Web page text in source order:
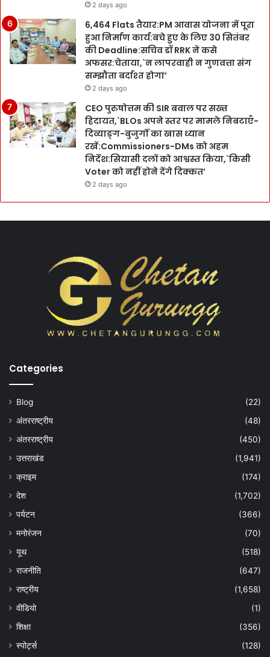
2 days ago
6,464 Flats तैयार:PM आवास योजना में पूरा
हुआ निर्माण कार्य:बचे हुए के लिए 30 सितंबर
की Deadline:सचिव डॉ RRK ने कसे
अफसर:चेताया,`न लापरवाही न गुणवत्ता संग
सम्झौता बर्दाश्त होगा’
2 days ago
CEO पुरुषोत्तम की SIR बवाल पर सख्त
हिदायत,`BLOs अपने स्तर पर मामले निबटाएँ-
दिव्याङ्ग-बुजुर्गों का खास ध्यान
रखें:Commissioners-DMs को अहम
निर्देश:सियासी दलों को आश्वस्त किया,`किसी
Voter को नहीं होने देंगे दिक्कत’
2 days ago
Categories
Blog
(22)
अंतरराष्ट्रीय
(48)
अंतरराष्ट्रीय
(450)
उत्तराखंड
(1,941)
क्राइम
(174)
देश
(1,702)
पर्यटन
(366)
मनोरंजन
(70)
यूथ
(518)
राजनीति
(647)
राष्ट्रीय
(1,658)
वीडियो
(1)
शिक्षा
(356)
स्पोर्ट्स
(128)